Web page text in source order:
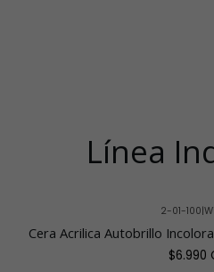
Línea
2-01-100|
Cera Acrilica Autobrillo
$6.990